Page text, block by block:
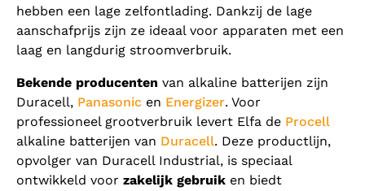
hebben een lage zelfontlading. Dankzij de lage
aanschafprijs zijn ze ideaal voor apparaten met een
laag en langdurig stroomverbruik.
Bekende producenten van alkaline batterijen zijn
Duracell, Panasonic en Energizer. Voor
professioneel grootverbruik levert Elfa de Procell
alkaline batterijen van Duracell. Deze productlijn,
opvolger van Duracell Industrial, is speciaal
ontwikkeld voor zakelijk gebruik en biedt